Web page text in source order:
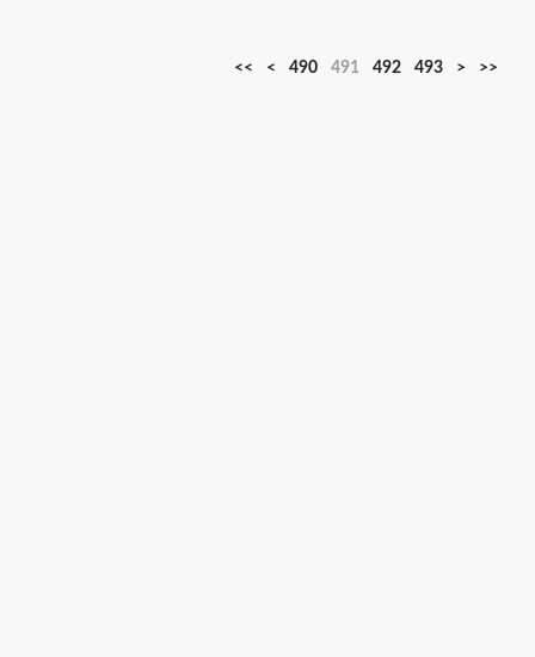
<< <
4
4
4
4
4
4
4
4
4
490 491 492 493 > >>